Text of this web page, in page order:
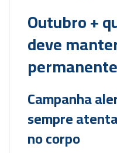
Outubro +
deve
Campanha
sempre
no corpo